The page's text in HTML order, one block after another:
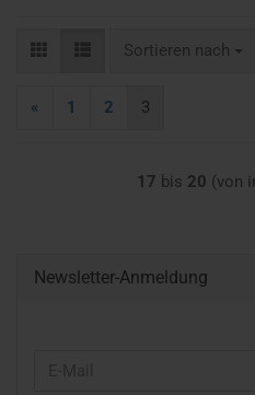
Sortieren nach
Sortieren nach
« 1 2 3
17 bis 20 (von
Newsletter-Anmeldung